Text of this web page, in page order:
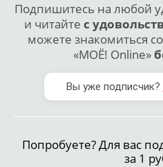
Подпишитесь на любой
и читайте с
можете знакомиться
«МОЁ! Online»
Вы уже подписчик?
Попробуете? Для вас
за 1